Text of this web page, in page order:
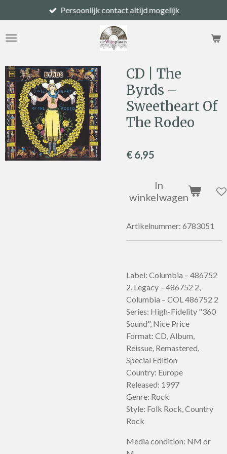
direct
naar
Persoonlijk contact altijd mogelijk
CD | The
Byrds –
Sweetheart Of
The Rodeo
€ 6,95
In
winkelwagen
Artikelnummer: 6783051
Label: Columbia – 486752
2, Legacy – 486752 2,
Columbia – COL 486752 2
Series: High-Fidelity "360
Sound", Nice Price
Format: CD, Album,
Reissue, Remastered,
Special Edition
Country: Europe
Released: 1997
Genre: Rock
Style: Folk Rock, Country
Rock
Media condition: NM or